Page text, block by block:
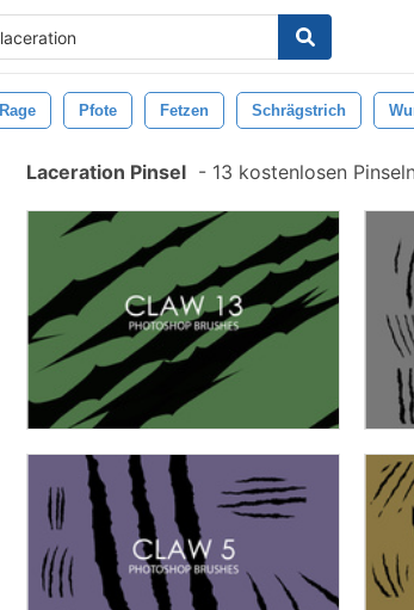
Rage Pfote Fetzen Schrägstrich
Laceration Pinsel - 13 kostenlosen